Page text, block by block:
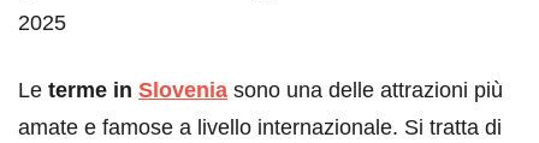
2025
Le terme in Slovenia sono una delle attrazioni più
amate e famose a livello internazionale. Si tratta di